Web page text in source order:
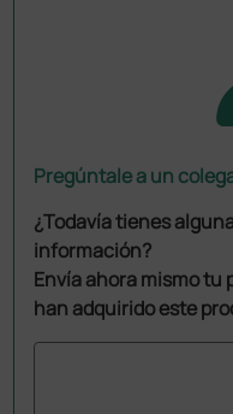
Pregúntale a un
¿Todavía tienes
información?
Envía ahora mismo tu
han adquirido este